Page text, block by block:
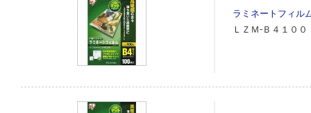
ラミネートフィ
ＬＺＭ‐Ｂ４１０